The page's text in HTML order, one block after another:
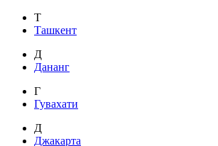
Т
Ташкент
Д
Дананг
Г
Гувахати
Д
Джакарта